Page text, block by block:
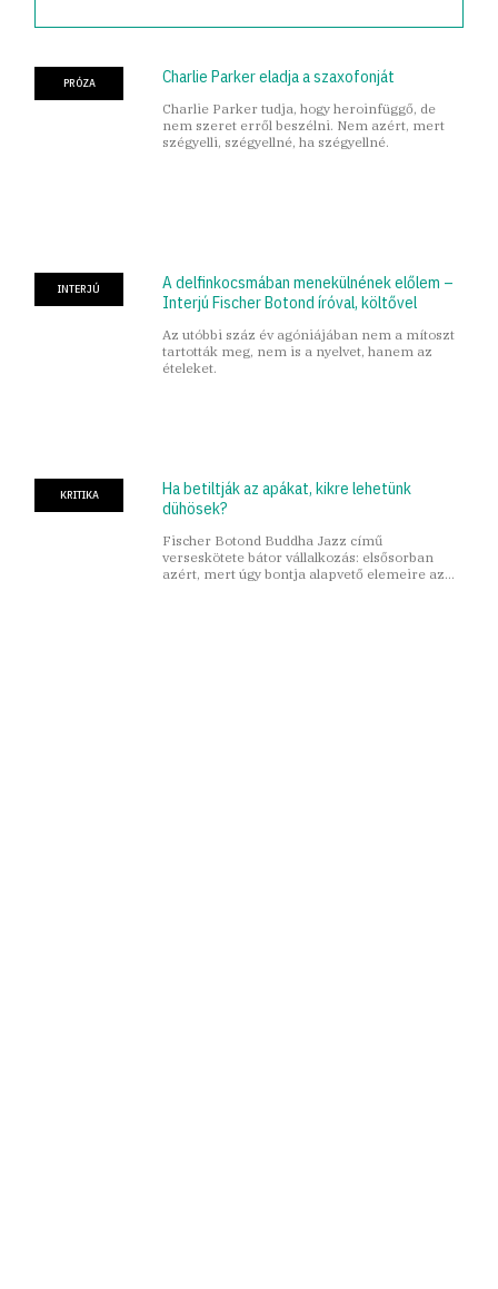
PRÓZA Charlie Parker eladja a szaxofonját
Charlie Parker tudja, hogy heroinfüggő, de
nem szeret erről beszélni. Nem azért, mert
szégyelli, szégyellné, ha szégyellné.
INTERJÚ
A delfinkocsmában menekülnének előlem –
Interjú Fischer Botond íróval, költővel
Az utóbbi száz év agóniájában nem a mítoszt
tartották meg, nem is a nyelvet, hanem az
ételeket.
KRITIKA
Ha betiltják az apákat, kikre lehetünk
dühösek?
Fischer Botond Buddha Jazz című
verseskötete bátor vállalkozás: elsősorban
azért, mert úgy bontja alapvető elemeire az